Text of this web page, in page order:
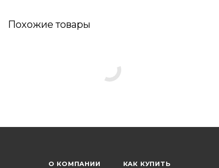
Похожие товары
О КОМПАНИИ КАК КУПИТЬ